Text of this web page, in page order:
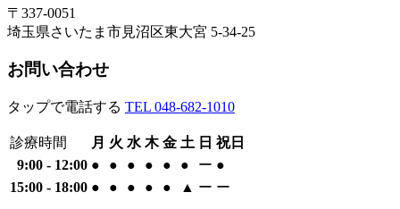
〒337-0051
埼玉県さいたま市見沼区東大宮 5-34-25
お問い合わせ
タップで電話する TEL 048-682-1010
診療時間 月 火 水 木 金 土 日 祝日
9:00 - 12:00 ● ● ● ● ● ● ー ●
15:00 - 18:00 ● ● ● ● ● ▲ ー ー